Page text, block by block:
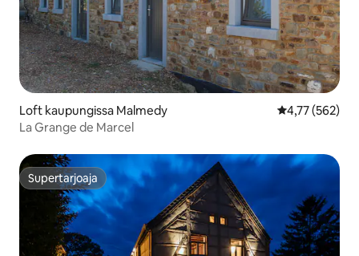
Loft kaupungissa Malmedy
4,77 (562)
La Grange de Marcel
Supertarjoaja
Supertarjoaja